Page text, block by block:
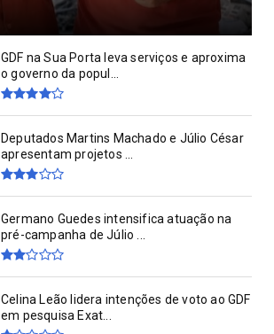
GDF na Sua Porta leva serviços e aproxima
o governo da popul...
Deputados Martins Machado e Júlio César
apresentam projetos ...
Germano Guedes intensifica atuação na
pré-campanha de Júlio ...
Celina Leão lidera intenções de voto ao GDF
em pesquisa Exat...